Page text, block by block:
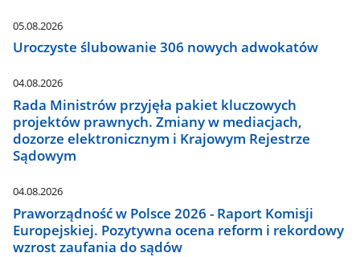
05.08.2026
Uroczyste ślubowanie 306 nowych adwokatów
04.08.2026
Rada Ministrów przyjęła pakiet kluczowych
projektów prawnych. Zmiany w mediacjach,
dozorze elektronicznym i Krajowym Rejestrze
Sądowym
04.08.2026
Praworządność w Polsce 2026 - Raport Komisji
Europejskiej. Pozytywna ocena reform i rekordowy
wzrost zaufania do sądów